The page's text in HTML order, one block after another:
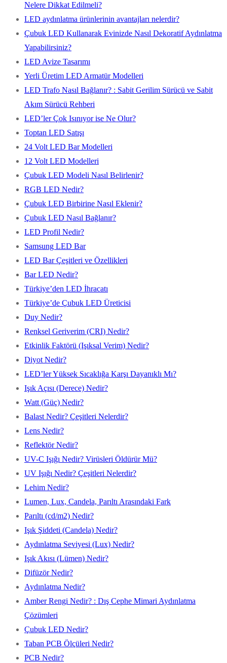
Nelere Dikkat Edilmeli?
LED aydınlatma ürünlerinin avantajları nelerdir?
Çubuk LED Kullanarak Evinizde Nasıl Dekoratif Aydınlatma
Yapabilirsiniz?
LED Avize Tasarımı
Yerli Üretim LED Armatür Modelleri
LED Trafo Nasıl Bağlanır? : Sabit Gerilim Sürücü ve Sabit
Akım Sürücü Rehberi
LED’ler Çok Isınıyor ise Ne Olur?
Toptan LED Satışı
24 Volt LED Bar Modelleri
12 Volt LED Modelleri
Çubuk LED Modeli Nasıl Belirlenir?
RGB LED Nedir?
Çubuk LED Birbirine Nasıl Eklenir?
Çubuk LED Nasıl Bağlanır?
LED Profil Nedir?
Samsung LED Bar
LED Bar Çeşitleri ve Özellikleri
Bar LED Nedir?
Türkiye’den LED İhracatı
Türkiye’de Çubuk LED Üreticisi
Duy Nedir?
Renksel Geriverim (CRI) Nedir?
Etkinlik Faktörü (Işıksal Verim) Nedir?
Diyot Nedir?
LED’ler Yüksek Sıcaklığa Karşı Dayanıklı Mı?
Işık Açısı (Derece) Nedir?
Watt (Güç) Nedir?
Balast Nedir? Çeşitleri Nelerdir?
Lens Nedir?
Reflektör Nedir?
UV-C Işığı Nedir? Virüsleri Öldürür Mü?
UV Işığı Nedir? Çeşitleri Nelerdir?
Lehim Nedir?
Lumen, Lux, Candela, Parıltı Arasındaki Fark
Parıltı (cd/m2) Nedir?
Işık Şiddeti (Candela) Nedir?
Aydınlatma Seviyesi (Lux) Nedir?
Işık Akısı (Lümen) Nedir?
Difüzör Nedir?
Aydınlatma Nedir?
Amber Rengi Nedir? : Dış Cephe Mimari Aydınlatma
Çözümleri
Çubuk LED Nedir?
Taban PCB Ölçüleri Nedir?
PCB Nedir?